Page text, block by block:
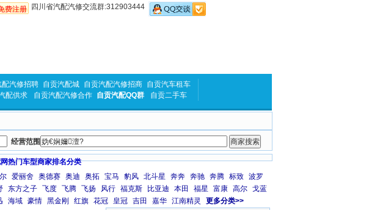
费注册 四川省汽配汽修交流群:312903444
配汽修招聘 自贡汽配城 自贡汽配汽修招商 自贡汽车租车
配供求 自贡汽配汽修合作 自贡汽配QQ群 自贡二手车
经营范围
热门车型商家排名分类
爱丽舍 奥德赛 奥迪 奥拓 宝马 豹风 北斗星 奔奔 奔驰 奔腾 标致 波罗
东方之子 飞度 飞腾 飞扬 风行 福克斯 比亚迪 本田 福星 富康 高尔 戈蓝
海域 豪情 黑金刚 红旗 花冠 皇冠 吉田 嘉华 江南精灵 更多分类>>